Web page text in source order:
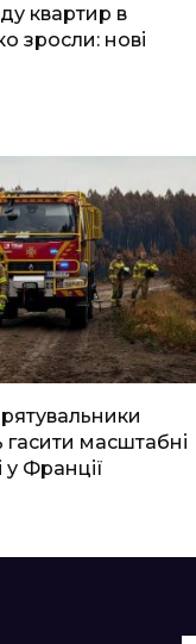
квартир в
зросли: нові
масштабні
у Франції